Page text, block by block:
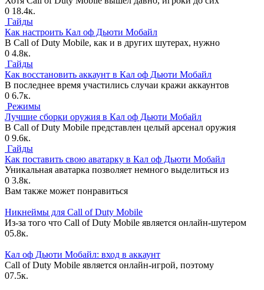
0 18.4к.
Гайды
Как настроить Кал оф Дьюти Мобайл
В Call of Duty Mobile, как и в других шутерах, нужно
0 4.8к.
Гайды
Как восстановить аккаунт в Кал оф Дьюти Мобайл
В последнее время участились случаи кражи аккаунтов
0 6.7к.
Режимы
Лучшие сборки оружия в Кал оф Дьюти Мобайл
В Call of Duty Mobile представлен целый арсенал оружия
0 9.6к.
Гайды
Как поставить свою аватарку в Кал оф Дьюти Мобайл
Уникальная аватарка позволяет немного выделиться из
0 3.8к.
Вам также может понравиться
Никнеймы для Call of Duty Mobile
Из-за того что Call of Duty Mobile является онлайн-шутером
05.8к.
Кал оф Дьюти Мобайл: вход в аккаунт
Call of Duty Mobile является онлайн-игрой, поэтому
07.5к.